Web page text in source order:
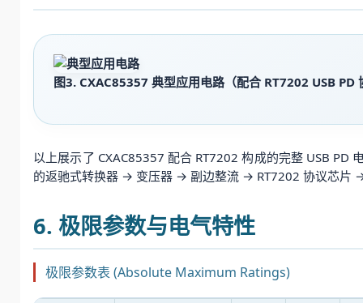
图3. CXAC85357 典型应用电路（配合 RT7202 USB PD
以上展示了 CXAC85357 配合 RT7202 构成的完整 USB
的返驰式转换器 → 变压器 → 副边整流 → RT7202 协议芯片
6. 极限参数与电气特性
极限参数表 (Absolute Maximum Ratings)